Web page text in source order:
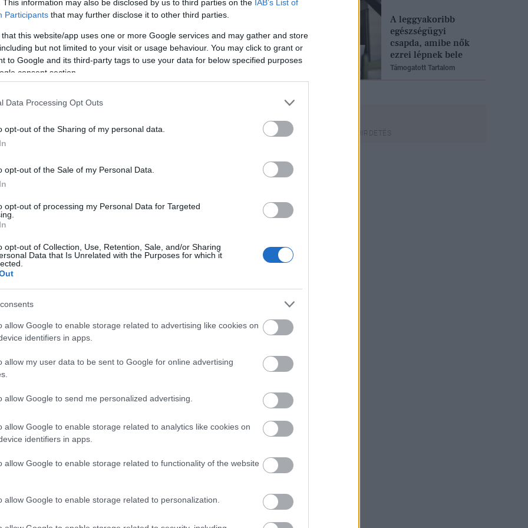
This information may also be disclosed by us to third parties on the IAB’s List of
Participants that may further disclose it to other third parties.
that this website/app uses one or more Google services and may gather and store
but not limited to your visit or usage behaviour. You may click to grant or
to Google and its third-party tags to use your data for below specified purposes
consent section.
Data Processing Opt Outs
opt-out of the Sharing of my personal data.
opt-out of the Sale of my Personal Data.
opt-out of processing my Personal Data for Targeted
opt-out of Collection, Use, Retention, Sale, and/or Sharing
Data that Is Unrelated with the Purposes for which it
allow Google to enable storage related to advertising like cookies on
identifiers in apps.
allow my user data to be sent to Google for online advertising
allow Google to send me personalized advertising.
allow Google to enable storage related to analytics like cookies on
identifiers in apps.
allow Google to enable storage related to functionality of the website
allow Google to enable storage related to personalization.
egy díjat a Phoenix
félelmet érez az ember már
reklámjában, biztosítás
és a Kellogg reklámjában is
mint a One Tree Hill, szerepelt a
is, és ő volt Todd Haynes, a főhős
Ugyanakkor egy interjúban
nem egyszerű megformálni:
milyen volt az Office-ban,
A leggyakoribb
egészségügyi
csapda, amibe nők
ezrei lépnek bele
Támogatott Tartalom